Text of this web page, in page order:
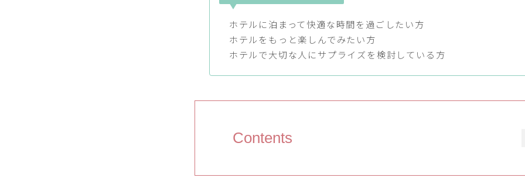
ホテルに泊まって快適な時間を過ごしたい方
ホテルをもっと楽しんでみたい方
ホテルで大切な人にサプライズを検討している方
Contents